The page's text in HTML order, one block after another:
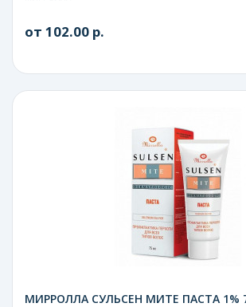
от 102.00 р.
МИРРОЛЛА СУЛЬСЕН МИТЕ ПАСТА 1%